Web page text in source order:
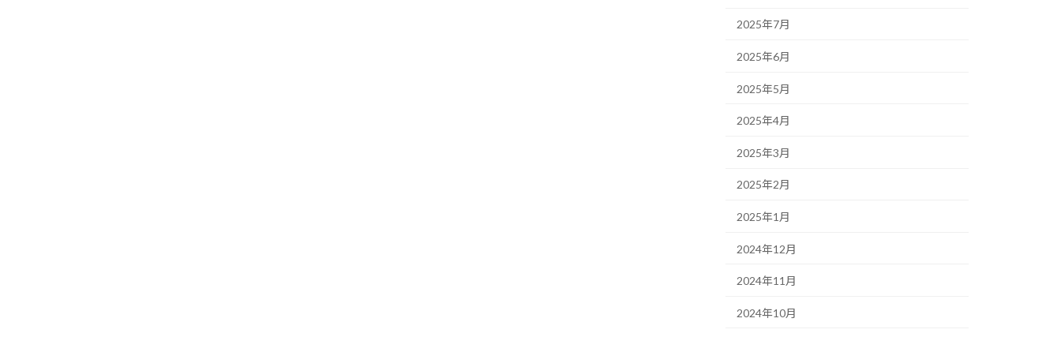
2025年7月
2025年6月
2025年5月
2025年4月
2025年3月
2025年2月
2025年1月
2024年12月
2024年11月
2024年10月